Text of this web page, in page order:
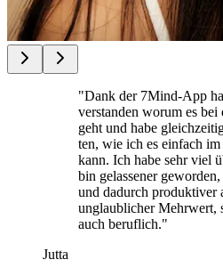
"Dank der 7Mind-App
ver­stan­den worum es
geht und habe
ten, wie ich es ein­fach
kann. Ich habe sehr viel
bin gelas­se­ner
und dadurch pro­duk­ti­ver
unglaub­li­cher Mehr­wert,
auch beruf­lich."
Jutta